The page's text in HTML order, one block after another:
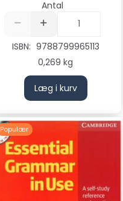
Antal
ISBN: 9788799965113
0,269 kg
Læg i kurv
Populær